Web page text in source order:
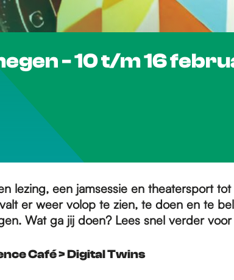
- 10 t/m 16
lezing, een jamsessie en theatersport
er weer volop te zien, te doen en te
Wat ga jij doen? Lees snel verder
Café > Digital Twins